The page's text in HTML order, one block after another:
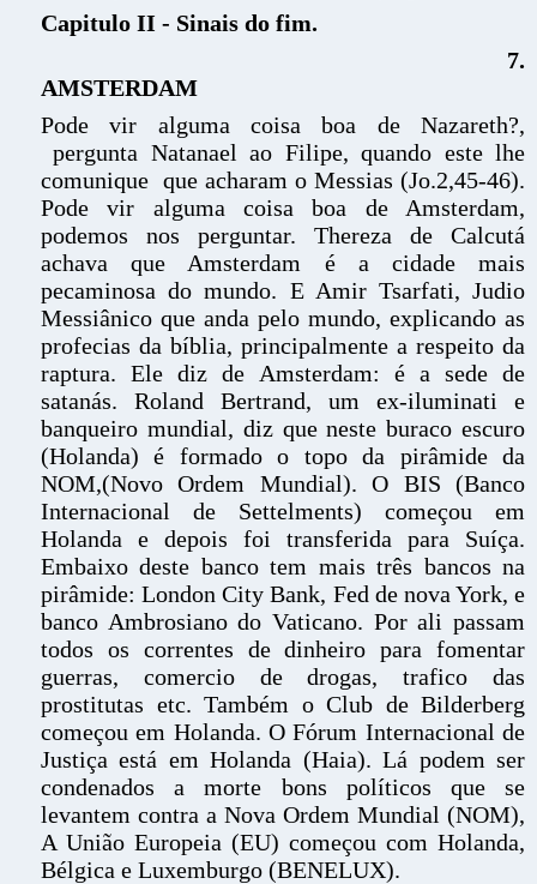
Capitulo II - Sinais do fim.
7.
Pode vir alguma coisa boa de Nazareth?,
pergunta Natanael ao Filipe, quando este lhe
comunique que acharam o Messias (Jo.2,45-46).
Pode vir alguma coisa boa de Amsterdam,
podemos nos perguntar. Thereza de Calcutá
achava que Amsterdam é a cidade mais
pecaminosa do mundo. E Amir Tsarfati, Judio
Messiânico que anda pelo mundo, explicando as
profecias da bíblia, principalmente a respeito da
raptura. Ele diz de Amsterdam: é a sede de
satanás. Roland Bertrand, um ex-iluminati e
banqueiro mundial, diz que neste buraco escuro
(Holanda) é formado o topo da pirâmide da
NOM,(Novo Ordem Mundial). O BIS (Banco
Internacional de Settelments) começou em
Holanda e depois foi transferida para Suíça.
Embaixo deste banco tem mais três bancos na
pirâmide: London City Bank, Fed de nova York, e
banco Ambrosiano do Vaticano. Por ali passam
todos os correntes de dinheiro para fomentar
guerras, comercio de drogas, trafico das
prostitutas etc. Também o Club de Bilderberg
começou em Holanda. O Fórum Internacional de
Justiça está em Holanda (Haia). Lá podem ser
condenados a morte bons políticos que se
levantem contra a Nova Ordem Mundial (NOM),
A União Europeia (EU) começou com Holanda,
Bélgica e Luxemburgo (BENELUX).